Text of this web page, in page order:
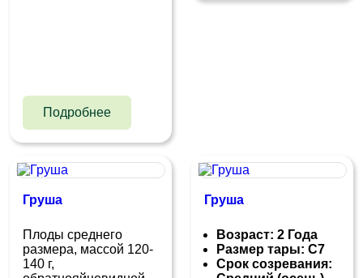
Подробнее
Груша
Плоды среднего
размера, массой 120-
140 г,
Груша
Возраст: 2 Года
Размер тары: С7
Срок созревания: